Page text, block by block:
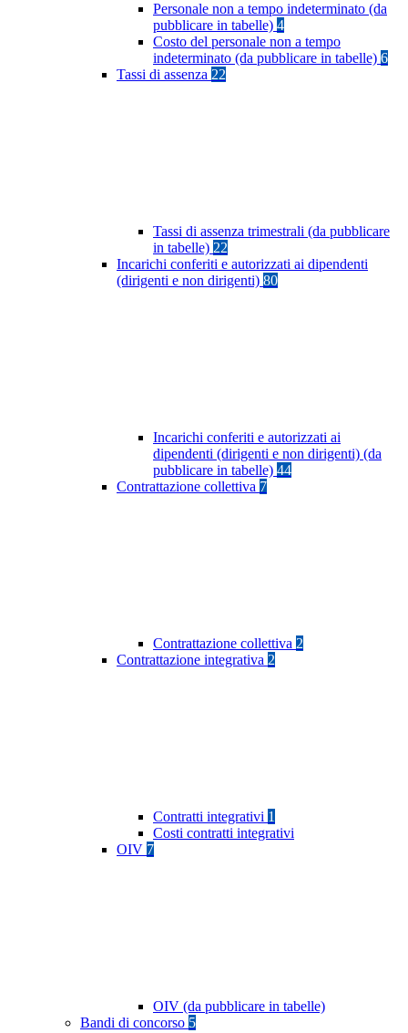
Personale non a tempo indeterminato (da
pubblicare in tabelle) 4
Costo del personale non a tempo
indeterminato (da pubblicare in tabelle) 6
Tassi di assenza 22
Tassi di assenza trimestrali (da pubblicare
in tabelle) 22
Incarichi conferiti e autorizzati ai dipendenti
(dirigenti e non dirigenti) 80
Incarichi conferiti e autorizzati ai
dipendenti (dirigenti e non dirigenti) (da
pubblicare in tabelle) 44
Contrattazione collettiva 7
Contrattazione collettiva 2
Contrattazione integrativa 2
Contratti integrativi 1
Costi contratti integrativi
OIV 7
OIV (da pubblicare in tabelle)
Bandi di concorso 5